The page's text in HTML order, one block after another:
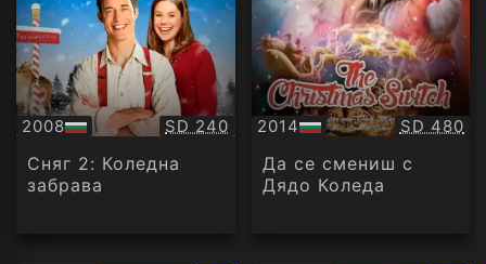
2008
БГ
аудио
Качество:
SD 240
Сняг 2: Коледна
забрава
2014
БГ
аудио
SD 480
Да се смениш с
Дядо Коледа